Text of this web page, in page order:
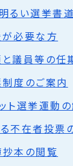
るい選挙書
必要な方
議員等の任
度のご案内
ト選挙運動
不在者投票
本の閲覧